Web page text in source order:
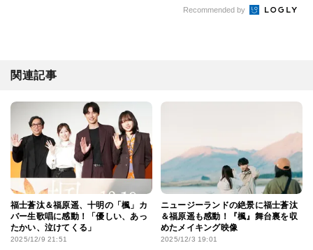
Recommended by
関連記事
福士蒼汰＆福原遥、十明の「楓」カ
バー生歌唱に感動！「優しい、あっ
たかい、泣けてくる」
2025/12/9 21:51
ニュージーランドの絶景に福士蒼汰
＆福原遥も感動！『楓』舞台裏を収
めたメイキング映像
2025/12/3 19:01